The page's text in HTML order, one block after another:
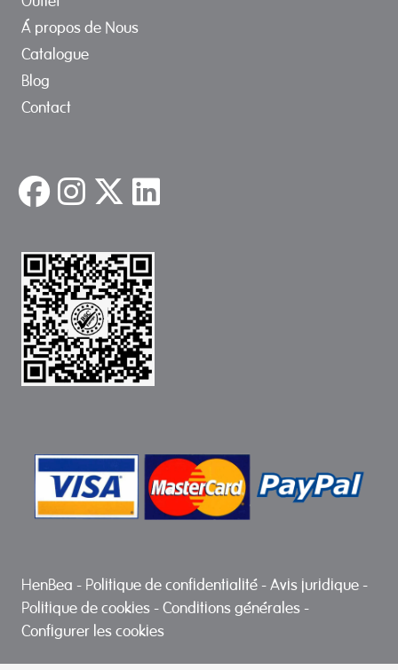
Á propos de Nous
Catalogue
Blog
Contact
HenBea - Politique de confidentialité -Avis juridique -
Politique de cookies -Conditions générales -
Configurer les cookies